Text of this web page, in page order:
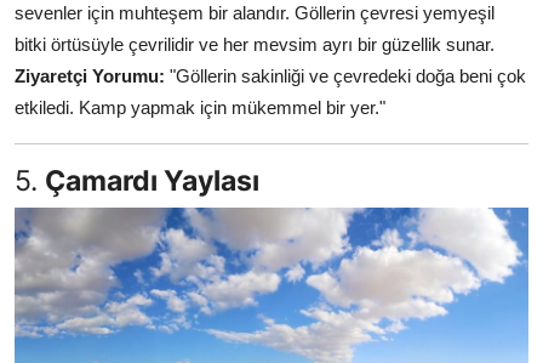
sevenler için muhteşem bir alandır. Göllerin çevresi yemyeşil
bitki örtüsüyle çevrilidir ve her mevsim ayrı bir güzellik sunar.
Ziyaretçi Yorumu: "Göllerin sakinliği ve çevredeki doğa beni çok
etkiledi. Kamp yapmak için mükemmel bir yer."
5. Çamardı Yaylası